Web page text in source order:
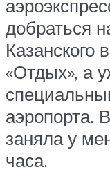
добраться
Казанского
«Отдых», а
аэропорта.
заняла у
часа.